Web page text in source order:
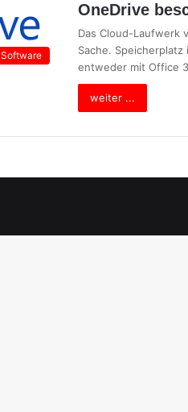
Software
OneDrive
Das Cloud-Laufwerk
Sache.
entweder mit Office
weiter ...